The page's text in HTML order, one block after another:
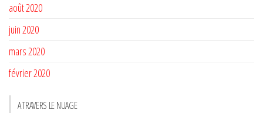
août 2020
juin 2020
mars 2020
février 2020
A TRAVERS LE NUAGE